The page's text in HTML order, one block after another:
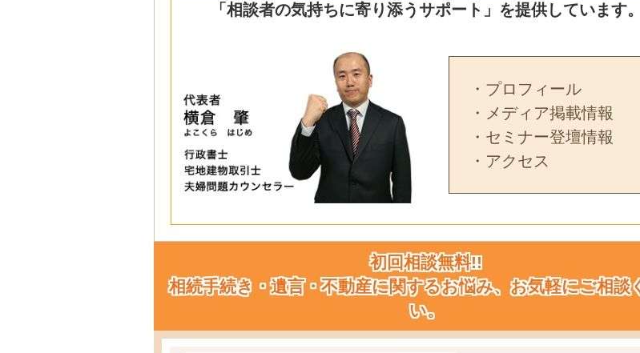
「相談者の気持ちに寄り添うサポート」を提供しています。
・プロフィール
・メディア掲載情報
・セミナー登壇情報
・アクセス
初回相談無料!!
相続手続き・遺言・不動産に関するお悩み、お気軽にご相談
い。